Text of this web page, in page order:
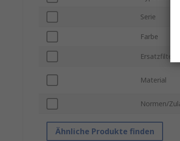
Serie
Farbe
Ersatzfilter
Material
Normen/
Ähnliche Produkte finden